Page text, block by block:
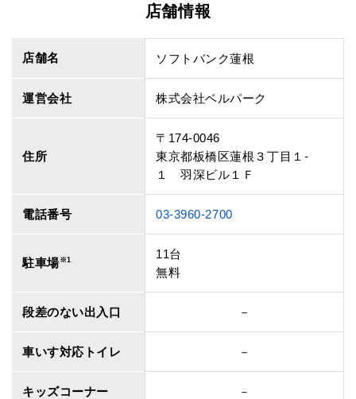
店舗情報
店舗名 ソフトバンク蓮根
運営会社 株式会社ベルパーク
住所
〒174-0046
東京都板橋区蓮根３丁目１‐
１ 羽深ビル１Ｆ
電話番号 03-3960-2700
駐車場※1
11台
無料
段差のない出入口 －
車いす対応トイレ －
キッズコーナー －